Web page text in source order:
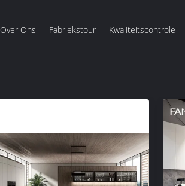
Over Ons Fabriekstour Kwaliteitscontrole